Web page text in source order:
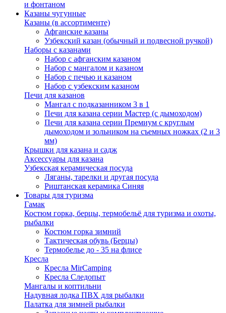
и фонтаном
Казаны чугунные
Казаны (в ассортименте)
Афганские казаны
Узбекский казан (обычный и подвесной ручкой)
Наборы с казанами
Набор с афганским казаном
Набор с мангалом и казаном
Набор с печью и казаном
Набор с узбекским казаном
Печи для казанов
Мангал с подказанником 3 в 1
Печи для казана серии Мастер (с дымоходом)
Печи для казана серии Премиум с круглым
дымоходом и зольником на съемных ножках (2 и 3
мм)
Крышки для казана и садж
Аксессуары для казана
Узбекская керамическая посуда
Ляганы, тарелки и другая посуда
Риштанская керамика Синяя
Товары для туризма
Гамак
Костюм горка, берцы, термобельё для туризма и охоты,
рыбалки
Костюм горка зимний
Тактическая обувь (Берцы)
Термобелье до - 35 на флисе
Кресла
Кресла MirCamping
Кресла Следопыт
Мангалы и коптильни
Надувная лодка ПВХ для рыбалки
Палатка для зимней рыбалки